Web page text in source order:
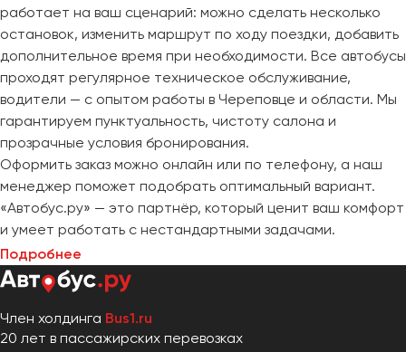
работает на ваш сценарий: можно сделать несколько
остановок, изменить маршрут по ходу поездки, добавить
дополнительное время при необходимости. Все автобусы
проходят регулярное техническое обслуживание,
водители — с опытом работы в Череповце и области. Мы
гарантируем пунктуальность, чистоту салона и
прозрачные условия бронирования.
Оформить заказ можно онлайн или по телефону, а наш
менеджер поможет подобрать оптимальный вариант.
«Автобус.ру» — это партнёр, который ценит ваш комфорт
и умеет работать с нестандартными задачами.
Подробнее
Член холдинга Bus1.ru
20 лет в пассажирских перевозках